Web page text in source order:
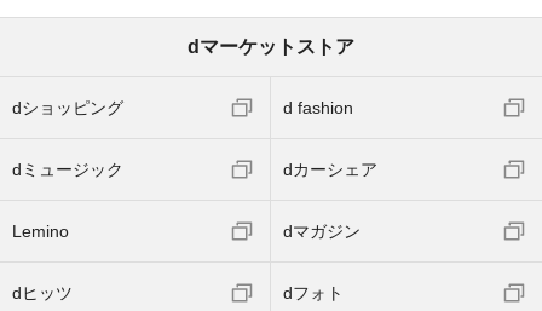
dマーケットストア
dショッピング d fashion
dミュージック dカーシェア
Lemino dマガジン
dヒッツ dフォト